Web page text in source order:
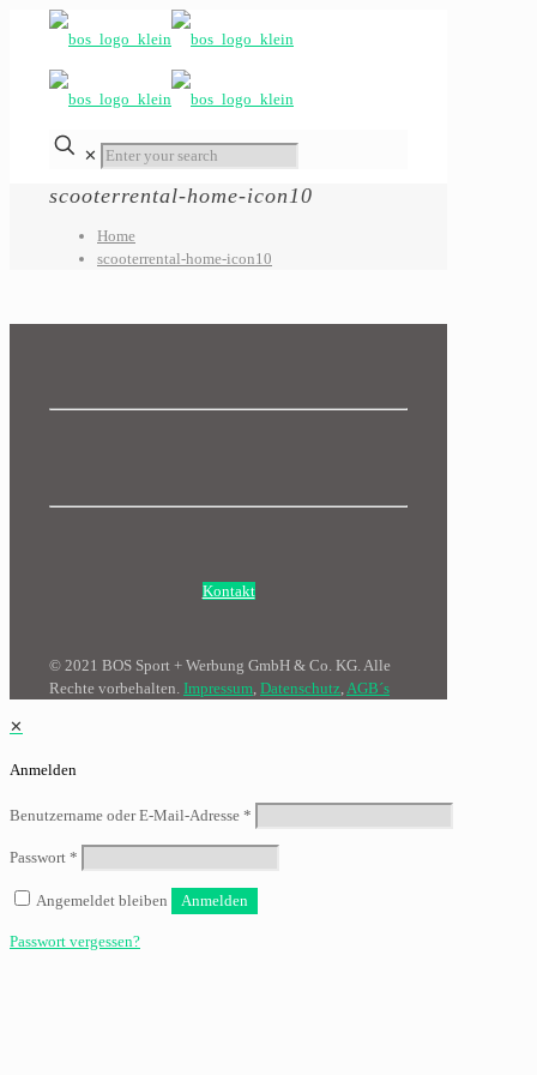
✕
scooterrental-home-icon10
Home
scooterrental-home-icon10
Kontakt
© 2021 BOS Sport + Werbung GmbH & Co. KG. Alle
Rechte vorbehalten. Impressum, Datenschutz,AGB´s
✕
Anmelden
Benutzername oder E-Mail-Adresse *
Passwort *
Angemeldet bleiben Anmelden
Passwort vergessen?